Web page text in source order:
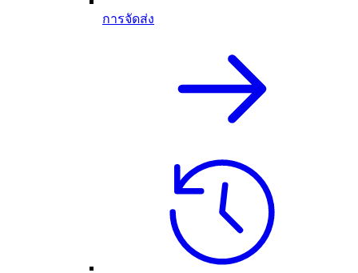
การจัดส่ง